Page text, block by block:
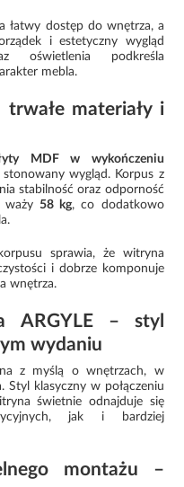
łatwy dostęp do wnętrza, a
i estetyczny wygląd
oświetlenia podkreśla
mebla.
materiały i
MDF w wykończeniu
wygląd. Korpus z
stabilność oraz odporność
waży58 kg, co dodatkowo
sprawia, że witryna
i dobrze komponuje
wnętrza.
ARGYLE – styl
wydaniu
z myślą o wnętrzach, w
Styl klasyczny w połączeniu
świetnie odnajduje się
jak i bardziej
montażu –